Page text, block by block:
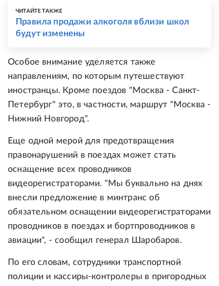
ЧИТАЙТЕ ТАКЖЕ
Правила продажи алкоголя вблизи школ
будут изменены
Особое внимание уделяется также
направлениям, по которым путешествуют
иностранцы. Кроме поездов "Москва - Санкт-
Петербург" это, в частности, маршрут "Москва -
Нижний Новгород".
Еще одной мерой для предотвращения
правонарушений в поездах может стать
оснащение всех проводников
видеорегистраторами. "Мы буквально на днях
внесли предложение в минтранс об
обязательном оснащении видеорегистраторами
проводников в поездах и бортпроводников в
авиации", - сообщил генерал Шаробаров.
По его словам, сотрудники транспортной
полиции и кассиры-контролеры в пригородных